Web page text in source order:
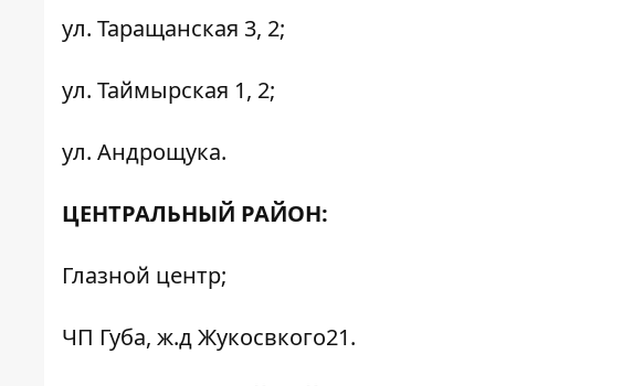
ул. Таращанская 3, 2;
ул. Таймырская 1, 2;
ул. Андрощука.
ЦЕНТРАЛЬНЫЙ РАЙОН:
Глазной центр;
ЧП Губа, ж.д Жукосвкого21.